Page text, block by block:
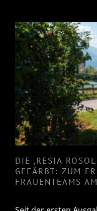
DIE ‚RESIA
IST
ERSTEN
DIE ‚RESIA
GEFÄRBT: ZUM
FRAUENTEAMS